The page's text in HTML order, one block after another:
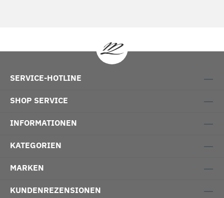
SERVICE-HOTLINE
SHOP SERVICE
INFORMATIONEN
KATEGORIEN
MARKEN
KUNDENREZENSIONEN